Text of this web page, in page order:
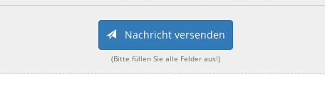
Nachricht versenden
(Bitte füllen Sie alle Felder aus!)